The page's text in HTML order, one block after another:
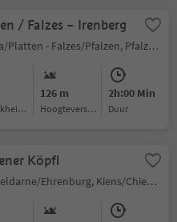
/ Falzes – Irenberg
Plata/Platten - Falzes/Pfalzen, Pfalzen/Falzes, Dolomites Region Kronplatz/Plan de Corones
126 m
Hoogteverschil
2h:00 Min
Duur
Köpfl
Casteldarne/Ehrenburg, Kiens/Chienes, Dolomites Region Kronplatz/Plan de Corones